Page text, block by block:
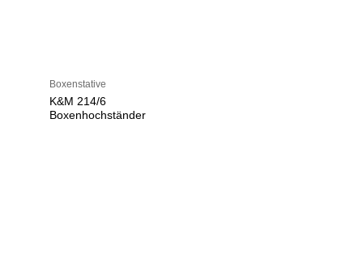
Boxenstative
K&M 214/6
Boxenhochständer